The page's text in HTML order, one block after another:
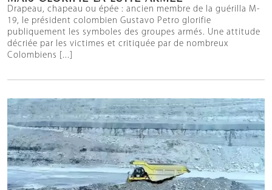
Drapeau, chapeau ou épée : ancien membre de la guérilla M-
19, le président colombien Gustavo Petro glorifie
publiquement les symboles des groupes armés. Une attitude
décriée par les victimes et critiquée par de nombreux
Colombiens [...]